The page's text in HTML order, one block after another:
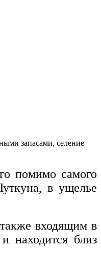
запасами, селение
помимо самого
в ущелье
входящим в
находится близ